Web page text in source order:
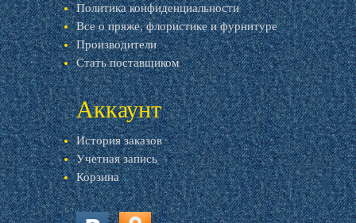
Политика конфиденциальности
Все о пряже, флористике и фурнитуре
Производители
Стать поставщиком
Аккаунт
История заказов
Учетная запись
Корзина